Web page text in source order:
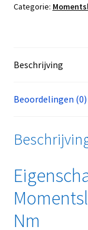
Categorie:
Beschrijving
Beoordelingen (0)
Nm